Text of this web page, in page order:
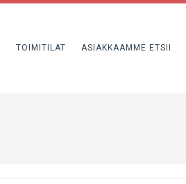
TOIMITILAT ASIAKKAAMME ETSII